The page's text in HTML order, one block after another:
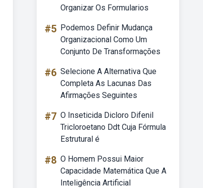
Organizar Os Formularios
#5 Podemos Definir Mudança
Organizacional Como Um
Conjunto De Transformações
#6 Selecione A Alternativa Que
Completa As Lacunas Das
Afirmações Seguintes
#7 O Inseticida Dicloro Difenil
Tricloroetano Ddt Cuja Fórmula
Estrutural é
#8 O Homem Possui Maior
Capacidade Matemática Que A
Inteligência Artificial